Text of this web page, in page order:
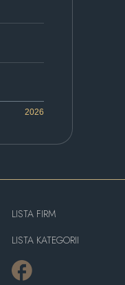
2026
LISTA FIRM
LISTA KATEGORII